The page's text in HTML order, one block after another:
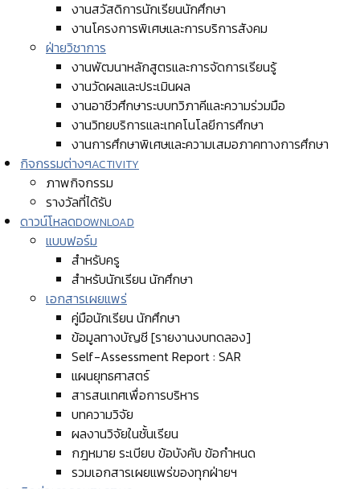
งานสวัสดิการนักเรียนนักศึกษา
งานโครงการพิเศษและการบริการสังคม
ฝ่ายวิชาการ
งานพัฒนาหลักสูตรและการจัดการเรียนรู้
งานวัดผลและประเมินผล
งานอาชีวศึกษาระบบทวิภาคีและความร่วมมือ
งานวิทยบริการและเทคโนโลยีการศึกษา
งานการศึกษาพิเศษและความเสมอภาคทางการศึกษา
กิจกรรมต่างๆACTIVITY
ภาพกิจกรรม
รางวัลที่ได้รับ
ดาวน์โหลดDOWNLOAD
แบบฟอร์ม
สำหรับครู
สำหรับนักเรียน นักศึกษา
เอกสารเผยแพร่
คู่มือนักเรียน นักศึกษา
ข้อมูลทางบัญชี [รายงานงบทดลอง]
Self-Assessment Report : SAR
แผนยุทธศาสตร์
สารสนเทศเพื่อการบริหาร
บทความวิจัย
ผลงานวิจัยในชั้นเรียน
กฎหมาย ระเบียบ ข้อบังคับ ข้อกำหนด
รวมเอกสารเผยแพร่ของทุกฝ่ายฯ